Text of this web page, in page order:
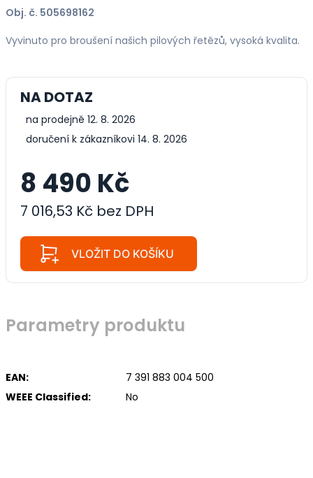
Obj. č. 505698162
Vyvinuto pro broušení našich pilových řetězů, vysoká kvalita.
NA DOTAZ
na prodejně 12. 8. 2026
doručení k zákazníkovi 14. 8. 2026
8 490 Kč
7 016,53 Kč bez DPH
VLOŽIT DO KOŠÍKU
Parametry produktu
EAN:
7 391 883 004 500
WEEE Classified:
No